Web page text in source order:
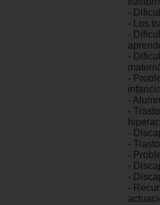
-
- Los
-
-
-
-
-
-
-
-
-
-
-